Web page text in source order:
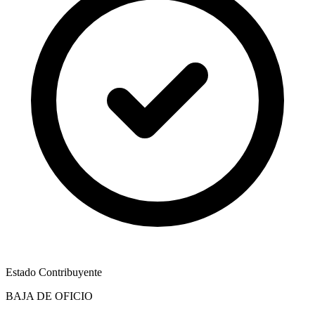
Estado Contribuyente
BAJA DE OFICIO